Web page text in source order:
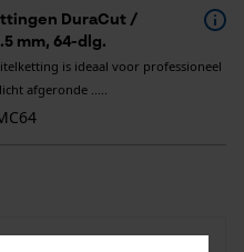
DuraCut /
mm, 64-dlg.
is ideaal voor professioneel
afgeronde .....